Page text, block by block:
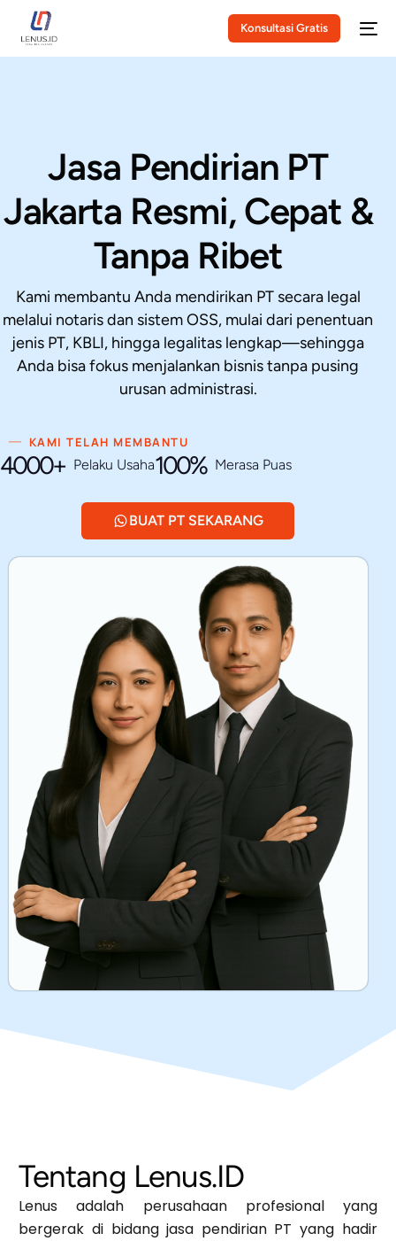
Konsultasi Gratis
Jasa Pendirian PT
Jakarta Resmi, Cepat &
Tanpa Ribet
Kami membantu Anda mendirikan PT secara legal
melalui notaris dan sistem OSS, mulai dari penentuan
jenis PT, KBLI, hingga legalitas lengkap—sehingga
Anda bisa fokus menjalankan bisnis tanpa pusing
urusan administrasi.
KAMI TELAH MEMBANTU
4000+ Pelaku Usaha100% Merasa Puas
BUAT PT SEKARANG
Tentang Lenus.ID
Lenus adalah perusahaan profesional yang
bergerak di bidang jasa pendirian PT yang hadir